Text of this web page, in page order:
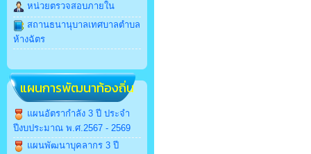
หน่วยตรวจสอบภายใน
สถานธนานุบาลเทศบาลตำบล
ห้างฉัตร
แผนการพัฒนาท้องถิ่น
แผนอัตรากำลัง 3 ปี ประจำ
ปีงบประมาณ พ.ศ.2567 - 2569
แผนพัฒนาบุคลากร 3 ปี